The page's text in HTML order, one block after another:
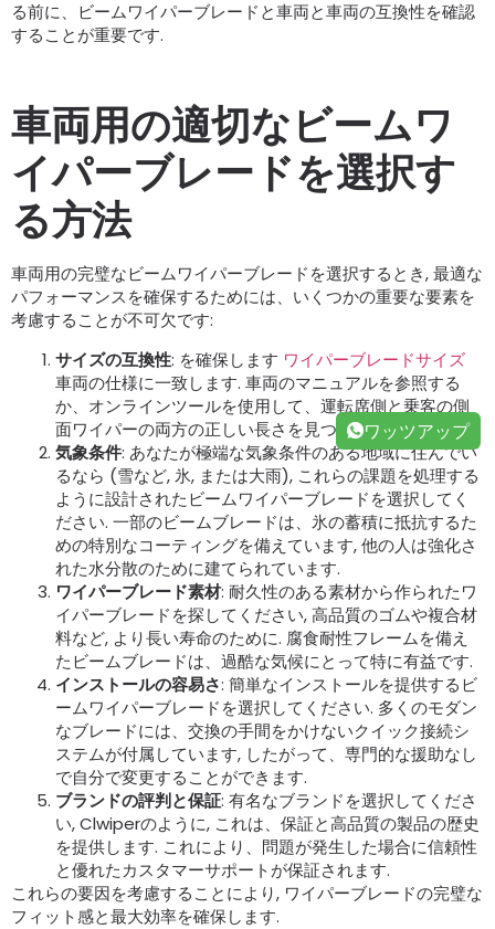
る前に、ビームワイパーブレードと車両と車両の互換性を確認
することが重要です.
車両用の適切なビームワ
イパーブレードを選択す
る方法
車両用の完璧なビームワイパーブレードを選択するとき, 最適な
パフォーマンスを確保するためには、いくつかの重要な要素を
考慮することが不可欠です:
サイズの互換性: を確保します ワイパーブレードサイズ
車両の仕様に一致します. 車両のマニュアルを参照する
か、オンラインツールを使用して、運転席側と乗客の側
面ワイパーの両方の正しい長さを見つける.
気象条件: あなたが極端な気象条件のある地域に住んでい
るなら (雪など, 氷, または大雨), これらの課題を処理する
ように設計されたビームワイパーブレードを選択してく
ださい. 一部のビームブレードは、氷の蓄積に抵抗するた
めの特別なコーティングを備えています, 他の人は強化さ
れた水分散のために建てられています.
ワイパーブレード素材: 耐久性のある素材から作られたワ
イパーブレードを探してください, 高品質のゴムや複合材
料など, より長い寿命のために. 腐食耐性フレームを備え
たビームブレードは、過酷な気候にとって特に有益です.
インストールの容易さ: 簡単なインストールを提供するビ
ームワイパーブレードを選択してください. 多くのモダン
なブレードには、交換の手間をかけないクイック接続シ
ステムが付属しています, したがって、専門的な援助なし
で自分で変更することができます.
ブランドの評判と保証: 有名なブランドを選択してくださ
い, Clwiperのように, これは、保証と高品質の製品の歴史
を提供します. これにより、問題が発生した場合に信頼性
と優れたカスタマーサポートが保証されます.
これらの要因を考慮することにより, ワイパーブレードの完璧な
フィット感と最大効率を確保します.
ワッツアップ